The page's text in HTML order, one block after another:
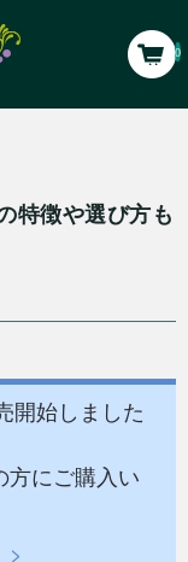
0
特徴や選び方も
開始しました
方にご購入い
>